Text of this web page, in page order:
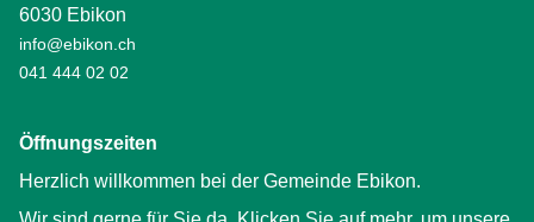
6030 Ebikon
info@ebikon.ch
041 444 02 02
Öffnungszeiten
Herzlich willkommen bei der Gemeinde Ebikon.